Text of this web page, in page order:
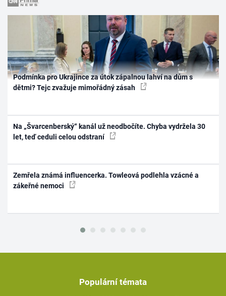
Podmínka pro Ukrajince za útok zápalnou lahví na dům s
dětmi? Tejc zvažuje mimořádný zásah
Na „Švarcenberský“ kanál už neodbočíte. Chyba vydržela 30
let, teď ceduli celou odstraní
Zemřela známá influencerka. Towleová podlehla vzácné a
zákeřné nemoci
Populární témata